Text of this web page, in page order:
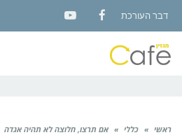
דבר העורכת
Facebook
YouTube
ראשי » כללי » אם תרצו, חלוצה לא תהיה אגדה